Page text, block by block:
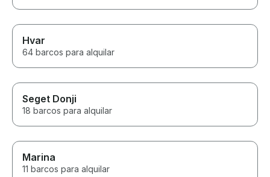
Hvar
64 barcos para alquilar
Seget Donji
18 barcos para alquilar
Marina
11 barcos para alquilar